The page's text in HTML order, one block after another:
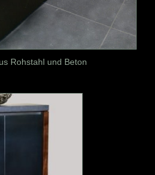
Rohstahl und Beton